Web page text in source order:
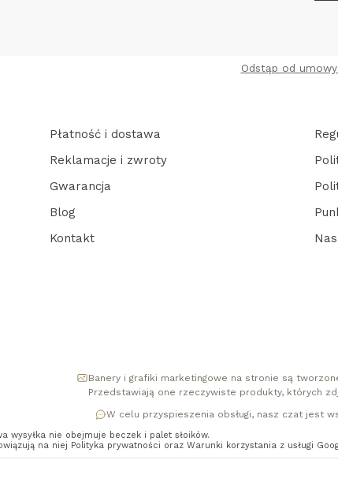
Odstąp od
Płatność i dostawa
Reklamacje i zwroty
Gwarancja
Blog
Kontakt
Banery i grafiki marketingowe na stronie są
Przedstawiają one rzeczywiste produkty, których
W celu przyspieszenia obsługi, nasz czat jest
nie obejmuje beczek i palet słoików.
na niej Polityka prywatności oraz Warunki korzystania z usługi